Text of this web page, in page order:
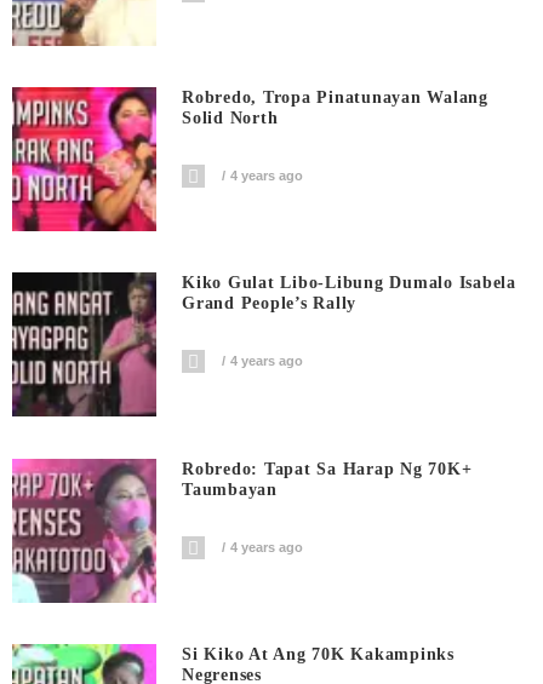
Robredo, Tropa Pinatunayan Walang
Solid North
4 years ago
Kiko Gulat Libo-Libung Dumalo Isabela
Grand People’s Rally
4 years ago
Robredo: Tapat Sa Harap Ng 70K+
Taumbayan
4 years ago
Si Kiko At Ang 70K Kakampinks
Negrenses